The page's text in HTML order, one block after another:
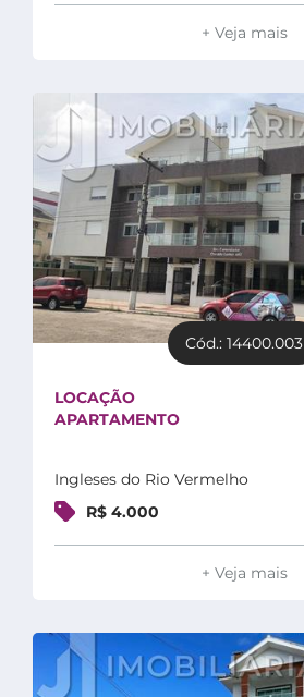
+ Veja mais
Cód.: 14400.003
LOCAÇÃO
APARTAMENTO
Ingleses do Rio Vermelho
R$ 4.000
+ Veja mais